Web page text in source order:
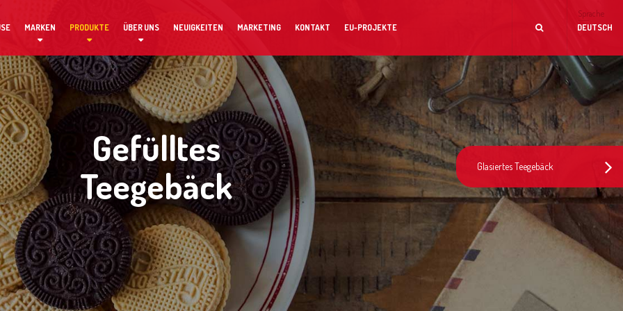
MARKEN PRODUKTE ÜBER UNS NEUIGKEITEN MARKETING KONTAKT EU-PROJEKTE
Sprache
DEUTSCH
Gefülltes
Teegebäck